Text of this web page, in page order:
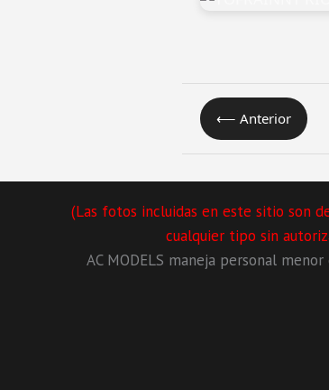
⟵ Anterior
(Las fotos incluidas en este sitio son
cualquier tipo sin
AC MODELS maneja personal